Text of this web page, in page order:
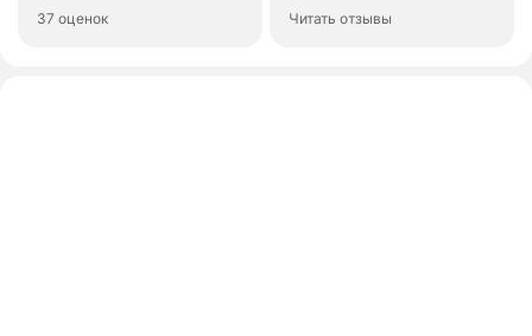
37 оценок Читать отзывы